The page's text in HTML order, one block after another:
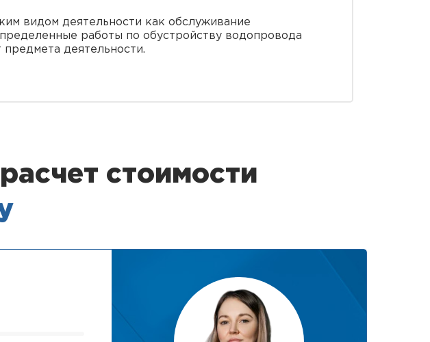
видом деятельности как обслуживание
работы по обустройству водопровода
деятельности.
стоимости